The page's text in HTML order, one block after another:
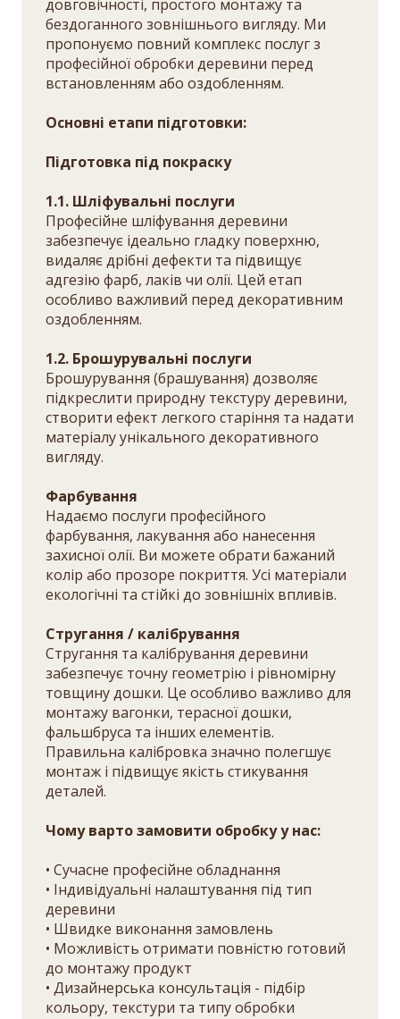
довговічності, простого монтажу та
бездоганного зовнішнього вигляду. Ми
пропонуємо повний комплекс послуг з
професійної обробки деревини перед
встановленням або оздобленням.
Основні етапи підготовки:
Підготовка під покраску
1.1. Шліфувальні послуги
Професійне шліфування деревини
забезпечує ідеально гладку поверхню,
видаляє дрібні дефекти та підвищує
адгезію фарб, лаків чи олії. Цей етап
особливо важливий перед декоративним
оздобленням.
1.2. Брошурувальні послуги
Брошурування (брашування) дозволяє
підкреслити природну текстуру деревини,
створити ефект легкого старіння та надати
матеріалу унікального декоративного
вигляду.
Фарбування
Надаємо послуги професійного
фарбування, лакування або нанесення
захисної олії. Ви можете обрати бажаний
колір або прозоре покриття. Усі матеріали
екологічні та стійкі до зовнішніх впливів.
Стругання / калібрування
Стругання та калібрування деревини
забезпечує точну геометрію і рівномірну
товщину дошки. Це особливо важливо для
монтажу вагонки, терасної дошки,
фальшбруса та інших елементів.
Правильна калібровка значно полегшує
монтаж і підвищує якість стикування
деталей.
Чому варто замовити обробку у нас:
• Сучасне професійне обладнання
• Індивідуальні налаштування під тип
деревини
• Швидке виконання замовлень
• Можливість отримати повністю готовий
до монтажу продукт
• Дизайнерська консультація - підбір
кольору, текстури та типу обробки